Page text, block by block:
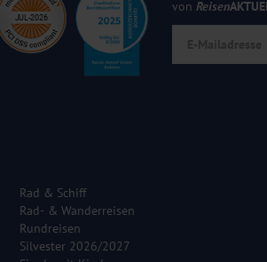
von Reisen
Rad & Schiff
Rad- & Wanderreisen
Rundreisen
Silvester 2026/2027